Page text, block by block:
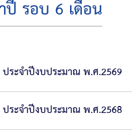
ปี รอบ 6 เดือน
ระจำปีงบประมาณ พ.ศ.2569
ระจำปีงบประมาณ พ.ศ.2568